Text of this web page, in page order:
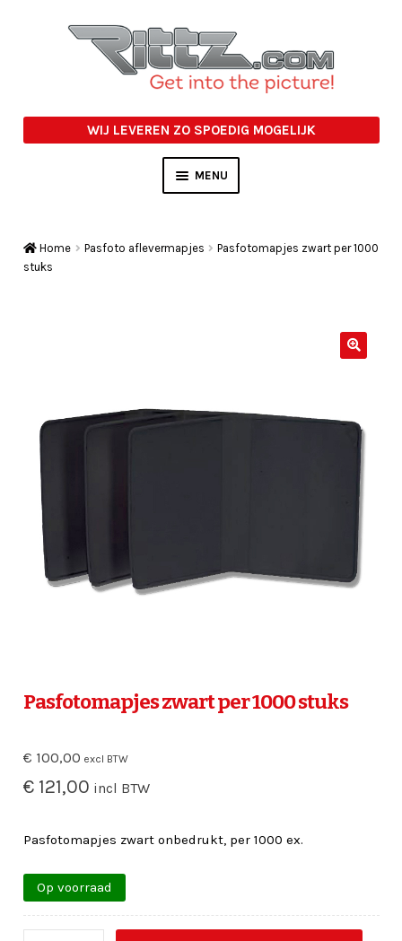
WIJ LEVEREN ZO SPOEDIG MOGELIJK
MENU
STUDIO ACCESSOIRES
Home Pasfoto aflevermapjes
Pasfotomapjes zwart per 1000
stuks
Pasfotomapjes zwart per 1000 stuks
€ 100,00 excl BTW
€ 121,00 incl BTW
Pasfotomapjes zwart onbedrukt, per 1000 ex.
Op voorraad